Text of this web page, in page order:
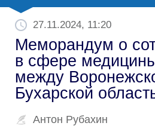
27.11.2024, 11:20
Меморандум о
в сфере
между
Бухарской
Антон Рубахин